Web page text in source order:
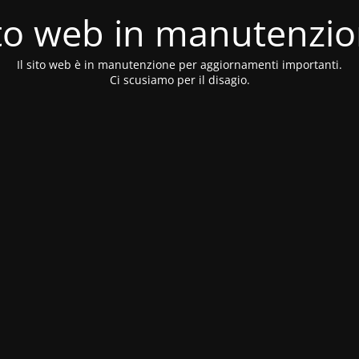
web in
Il sito web è in manutenzione per aggiornamenti importanti.
Ci scusiamo per il disagio.